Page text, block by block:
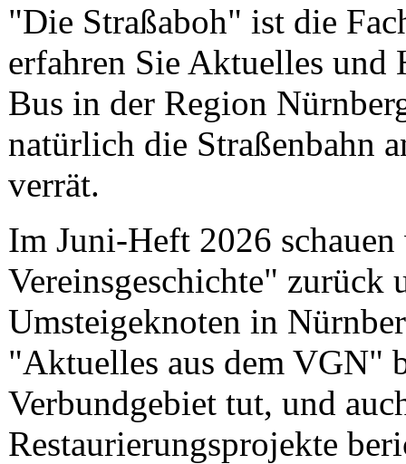
"Die Straßaboh" ist die
erfahren Sie Aktuelles und
Bus in der Region
natürlich die Straßenbahn
verrät.
Im Juni-Heft 2026
Vereinsgeschichte" zurück
Umsteigeknoten in
"Aktuelles aus dem VGN"
Verbundgebiet tut, und
Restaurierungsprojekte